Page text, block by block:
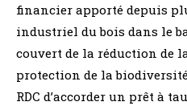
financier apporté depuis
industriel du bois dans le
couvert de la réduction de
protection de la
RDC d’accorder un prêt à